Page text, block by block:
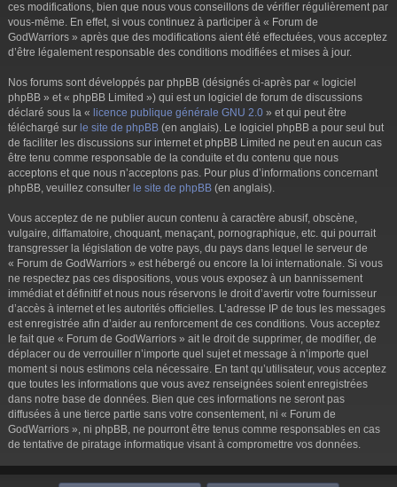
ces modifications, bien que nous vous conseillons de vérifier régulièrement par
vous-même. En effet, si vous continuez à participer à « Forum de
GodWarriors » après que des modifications aient été effectuées, vous acceptez
d’être légalement responsable des conditions modifiées et mises à jour.
Nos forums sont développés par phpBB (désignés ci-après par « logiciel
phpBB » et « phpBB Limited ») qui est un logiciel de forum de discussions
déclaré sous la « licence publique générale GNU 2.0 » et qui peut être
téléchargé sur le site de phpBB (en anglais). Le logiciel phpBB a pour seul but
de faciliter les discussions sur internet et phpBB Limited ne peut en aucun cas
être tenu comme responsable de la conduite et du contenu que nous
acceptons et que nous n’acceptons pas. Pour plus d’informations concernant
phpBB, veuillez consulter le site de phpBB (en anglais).
Vous acceptez de ne publier aucun contenu à caractère abusif, obscène,
vulgaire, diffamatoire, choquant, menaçant, pornographique, etc. qui pourrait
transgresser la législation de votre pays, du pays dans lequel le serveur de
« Forum de GodWarriors » est hébergé ou encore la loi internationale. Si vous
ne respectez pas ces dispositions, vous vous exposez à un bannissement
immédiat et définitif et nous nous réservons le droit d’avertir votre fournisseur
d’accès à internet et les autorités officielles. L’adresse IP de tous les messages
est enregistrée afin d’aider au renforcement de ces conditions. Vous acceptez
le fait que « Forum de GodWarriors » ait le droit de supprimer, de modifier, de
déplacer ou de verrouiller n’importe quel sujet et message à n’importe quel
moment si nous estimons cela nécessaire. En tant qu’utilisateur, vous acceptez
que toutes les informations que vous avez renseignées soient enregistrées
dans notre base de données. Bien que ces informations ne seront pas
diffusées à une tierce partie sans votre consentement, ni « Forum de
GodWarriors », ni phpBB, ne pourront être tenus comme responsables en cas
de tentative de piratage informatique visant à compromettre vos données.